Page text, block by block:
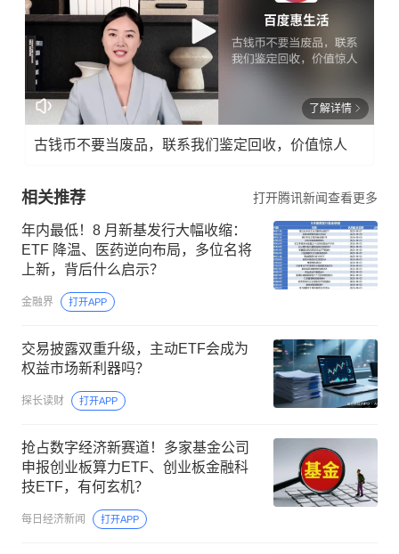
了解详情
古钱币不要当废品，联系我们鉴定回收，价值惊人
相关推荐 打开腾讯新闻查看更多
年内最低！8 月新基发行大幅收缩：
ETF 降温、医药逆向布局，多位名将
上新，背后什么启示？
金融界 打开APP
交易披露双重升级，主动ETF会成为
权益市场新利器吗？
探长读财 打开APP
抢占数字经济新赛道！多家基金公司
申报创业板算力ETF、创业板金融科
技ETF，有何玄机？
每日经济新闻 打开APP